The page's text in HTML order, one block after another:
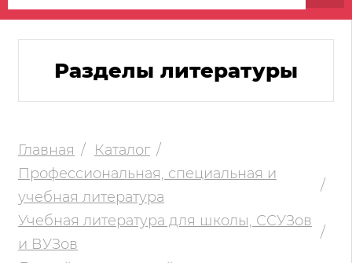
по
сайту
Разделы литературы
Главная
Каталог
Профессиональная, специальная и
учебная литература
Учебная литература для школы, ССУЗов
и ВУЗов